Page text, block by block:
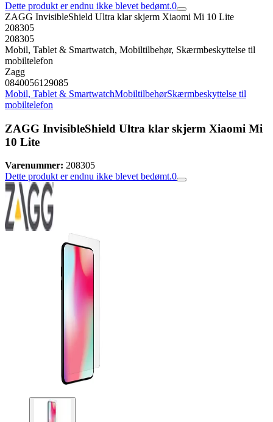
Dette produkt er endnu ikke blevet bedømt.0
ZAGG InvisibleShield Ultra klar skjerm Xiaomi Mi 10 Lite
208305
208305
Mobil, Tablet & Smartwatch, Mobiltilbehør, Skærmbeskyttelse til
mobiltelefon
Zagg
0840056129085
Mobil, Tablet & SmartwatchMobiltilbehørSkærmbeskyttelse til
mobiltelefon
ZAGG InvisibleShield Ultra klar skjerm Xiaomi Mi
10 Lite
Varenummer: 208305
Dette produkt er endnu ikke blevet bedømt.0